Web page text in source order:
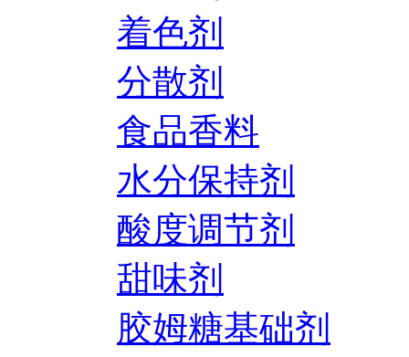
着色剂
分散剂
食品香料
水分保持剂
酸度调节剂
甜味剂
胶姆糖基础剂